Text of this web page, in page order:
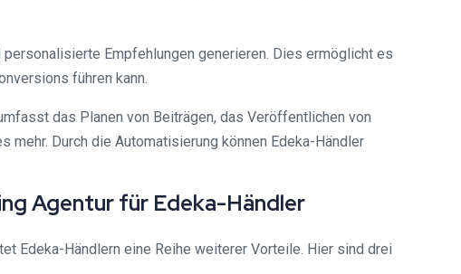
Empfehlungen generieren. Dies ermöglicht es
führen kann.
das Planen von Beiträgen, das Veröffentlichen von
mehr. Durch die Automatisierung können Edeka-Händler
Agentur für Edeka-Händler
Edeka-Händlern eine Reihe weiterer Vorteile. Hier sind drei